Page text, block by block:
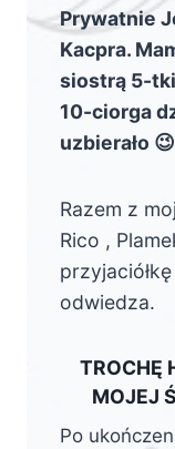
Prywatnie
Kacpra.
siostrą 5-
10-ciorga
uzbierało 😉
Razem z
Rico ,
odwiedza.
TROCHĘ
MOJEJ
Po